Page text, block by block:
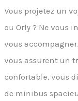
Vous projetez un
ou Orly ? Ne vous
vous
vous assurent un
confortable, vous
de minibus